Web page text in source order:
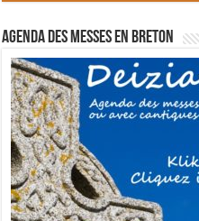
Agenda des messes en breton